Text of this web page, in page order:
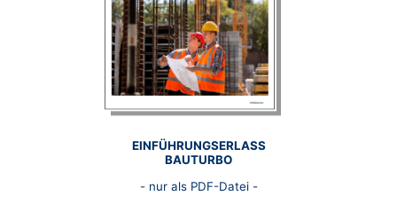
EINFÜHRUNGSERLASS
BAUTURBO
- nur als PDF-Datei -